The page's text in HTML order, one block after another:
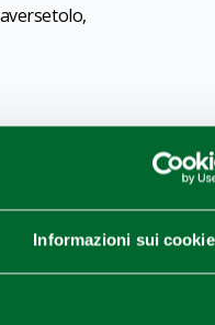
Informazioni sui cookie